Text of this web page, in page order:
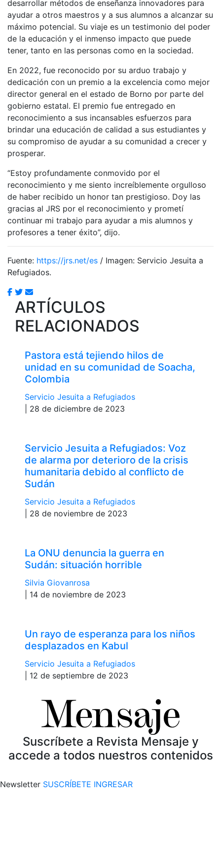
desarrollar métodos de enseñanza innovadores para
ayudar a otros maestros y a sus alumnos a alcanzar su
máximo potencial. Su viaje es un testimonio del poder
de la educación y el inmenso impacto que puede
tener, tanto en las personas como en la sociedad.
En 2022, fue reconocido por su arduo trabajo y
dedicación con un premio a la excelencia como mejor
director general en el estado de Borno por parte del
gobierno estatal. El premio fue entregado en
reconocimiento a sus incansables esfuerzos para
brindar una educación de calidad a sus estudiantes y
su compromiso de ayudar a su comunidad a crecer y
prosperar.
“Estoy profundamente conmovido por el
reconocimiento y me siento increíblemente orgulloso
de haber recibido un honor tan prestigioso. Doy las
gracias al JRS por el reconocimiento y prometí
continuar mi trabajo para ayudar a mis alumnos y
profesores a tener éxito”, dijo.
Fuente: https://jrs.net/es / Imagen: Servicio Jesuita a
Refugiados.
ARTÍCULOS
RELACIONADOS
Pastora está tejiendo hilos de
unidad en su comunidad de Soacha,
Colombia
Servicio Jesuita a Refugiados
| 28 de diciembre de 2023
Servicio Jesuita a Refugiados: Voz
de alarma por deterioro de la crisis
humanitaria debido al conflicto de
Sudán
Servicio Jesuita a Refugiados
| 28 de noviembre de 2023
La ONU denuncia la guerra en
Sudán: situación horrible
Silvia Giovanrosa
| 14 de noviembre de 2023
Un rayo de esperanza para los niños
desplazados en Kabul
Servicio Jesuita a Refugiados
| 12 de septiembre de 2023
Suscríbete a Revista Mensaje y
accede a todos nuestros contenidos
Newsletter SUSCRÍBETE INGRESAR